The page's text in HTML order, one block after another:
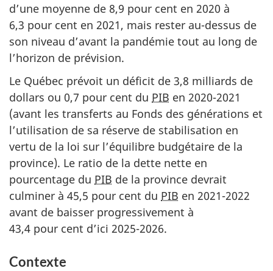
d’une moyenne de 8,9 pour cent en 2020 à
6,3 pour cent en 2021, mais rester au-dessus de
son niveau d’avant la pandémie tout au long de
l’horizon de prévision.
Le Québec prévoit un déficit de 3,8 milliards de
dollars ou 0,7 pour cent du PIB en 2020-2021
(avant les transferts au Fonds des générations et
l’utilisation de sa réserve de stabilisation en
vertu de la loi sur l’équilibre budgétaire de la
province). Le ratio de la dette nette en
pourcentage du PIB de la province devrait
culminer à 45,5 pour cent du PIB en 2021-2022
avant de baisser progressivement à
43,4 pour cent d’ici 2025-2026.
Contexte